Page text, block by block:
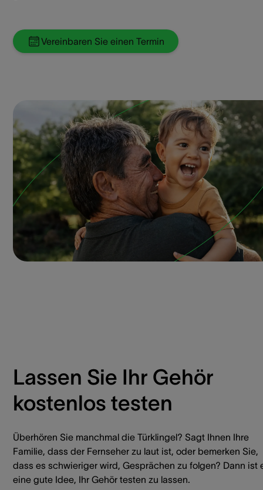
Vereinbaren Sie einen Termin
Lassen Sie Ihr Gehör
kostenlos testen​
Überhören Sie manchmal die Türklingel? Sagt Ihnen Ihre
Familie, dass der Fernseher zu laut ist, oder bemerken Sie,
dass es schwieriger wird, Gesprächen zu folgen? Dann ist
eine gute Idee, Ihr Gehör testen zu lassen.